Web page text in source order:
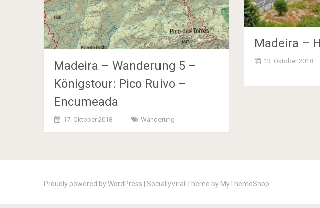
Madeira – Wanderung 5 –
Königstour: Pico Ruivo –
Encumeada
17. Oktober 2018 Wanderung
Madeira –
13. Oktober 2018
navigation
Proudly powered by WordPress SociallyViral Theme by MyThemeShop